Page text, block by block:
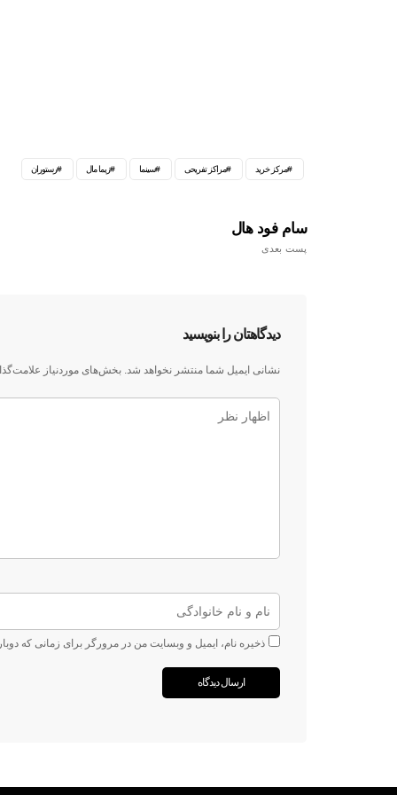
رستوران زیما مال سینما مراکز تفریحی مرکز خرید
سام فود هال
پست بعدی
دیدگاهتان را بنویسید
نشانی ایمیل شما منتشر نخواهد شد. بخش‌های موردنیاز
ذخیره نام، ایمیل و وبسایت من در مرورگر برای زمانی که